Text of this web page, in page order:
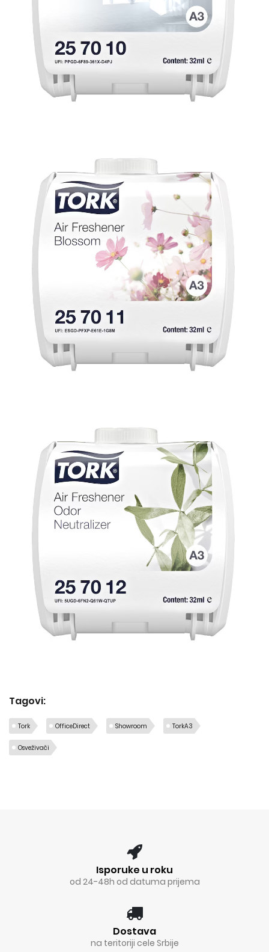
Tagovi:
Tork OfficeDirect Showroom TorkA3
Osveživači
Isporuke u roku
od 24-48h od datuma prijema
Dostava
na teritoriji cele Srbije